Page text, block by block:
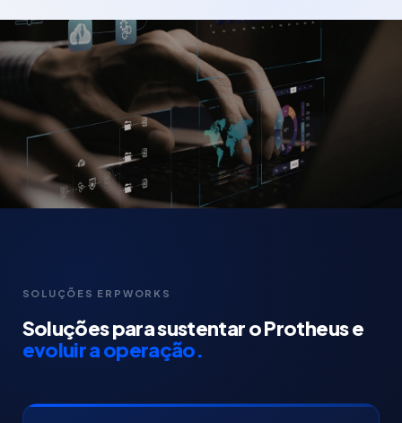
SOLUÇÕES ERPWORKS
Soluções para sustentar o Protheus e
evoluir a operação.